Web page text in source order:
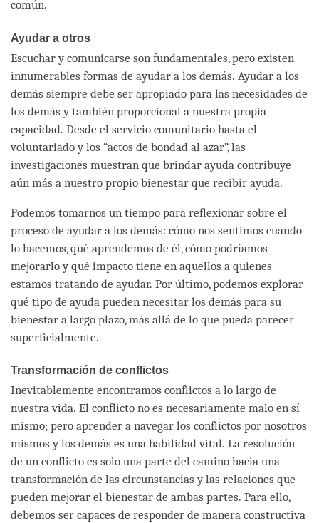
común.
Ayudar a otros
Escuchar y comunicarse son fundamentales, pero existen
innumerables formas de ayudar a los demás. Ayudar a los
demás siempre debe ser apropiado para las necesidades de
los demás y también proporcional a nuestra propia
capacidad. Desde el servicio comunitario hasta el
voluntariado y los “actos de bondad al azar”, las
investigaciones muestran que brindar ayuda contribuye
aún más a nuestro propio bienestar que recibir ayuda.
Podemos tomarnos un tiempo para reflexionar sobre el
proceso de ayudar a los demás: cómo nos sentimos cuando
lo hacemos, qué aprendemos de él, cómo podríamos
mejorarlo y qué impacto tiene en aquellos a quienes
estamos tratando de ayudar. Por último, podemos explorar
qué tipo de ayuda pueden necesitar los demás para su
bienestar a largo plazo, más allá de lo que pueda parecer
superficialmente.
Transformación de conflictos
Inevitablemente encontramos conflictos a lo largo de
nuestra vida. El conflicto no es necesariamente malo en sí
mismo; pero aprender a navegar los conflictos por nosotros
mismos y los demás es una habilidad vital. La resolución
de un conflicto es solo una parte del camino hacia una
transformación de las circunstancias y las relaciones que
pueden mejorar el bienestar de ambas partes. Para ello,
debemos ser capaces de responder de manera constructiva